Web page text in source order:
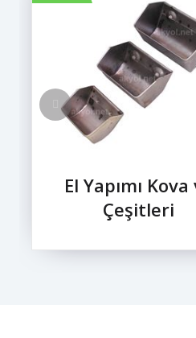
El Yapımı Kova
Çeşitleri